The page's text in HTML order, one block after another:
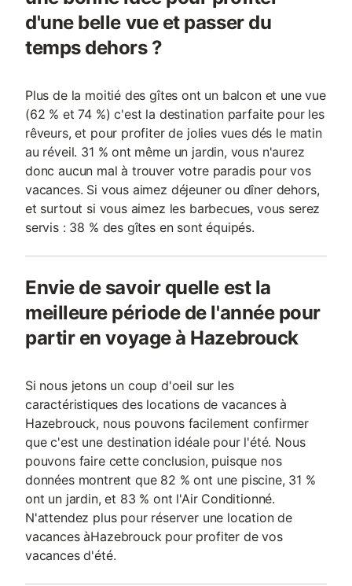
d'une belle vue et passer du
temps dehors ?
Plus de la moitié des gîtes ont un balcon et une vue
(62 % et 74 %) c'est la destination parfaite pour les
rêveurs, et pour profiter de jolies vues dés le matin
au réveil. 31 % ont même un jardin, vous n'aurez
donc aucun mal à trouver votre paradis pour vos
vacances. Si vous aimez déjeuner ou dîner dehors,
et surtout si vous aimez les barbecues, vous serez
servis : 38 % des gîtes en sont équipés.
Envie de savoir quelle est la
meilleure période de l'année pour
partir en voyage à Hazebrouck
Si nous jetons un coup d'oeil sur les
caractéristiques des locations de vacances à
Hazebrouck, nous pouvons facilement confirmer
que c'est une destination idéale pour l'été. Nous
pouvons faire cette conclusion, puisque nos
données montrent que 82 % ont une piscine, 31 %
ont un jardin, et 83 % ont l'Air Conditionné.
N'attendez plus pour réserver une location de
vacances àHazebrouck pour profiter de vos
vacances d'été.